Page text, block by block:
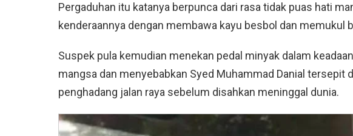
Pergaduhan itu katanya berpunca dari rasa tidak puas hati
kenderaannya dengan membawa kayu besbol dan memukul
Suspek pula kemudian menekan pedal minyak dalam
mangsa dan menyebabkan Syed Muhammad Danial tersepit
penghadang jalan raya sebelum disahkan meninggal dunia.